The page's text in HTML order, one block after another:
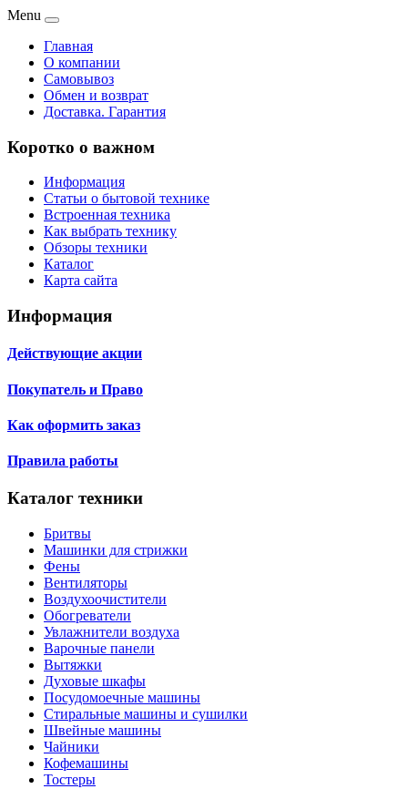
Menu
Главная
О компании
Самовывоз
Обмен и возврат
Доставка. Гарантия
Коротко о важном
Информация
Статьи о бытовой технике
Встроенная техника
Как выбрать технику
Обзоры техники
Каталог
Карта сайта
Информация
Действующие акции
Покупатель и Право
Как оформить заказ
Правила работы
Каталог техники
Бритвы
Машинки для стрижки
Фены
Вентиляторы
Воздухоочистители
Обогреватели
Увлажнители воздуха
Варочные панели
Вытяжки
Духовые шкафы
Посудомоечные машины
Стиральные машины и сушилки
Швейные машины
Чайники
Кофемашины
Тостеры